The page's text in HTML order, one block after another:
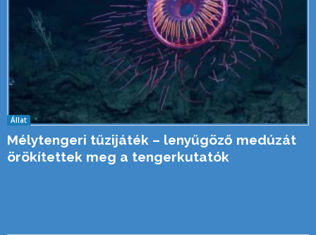
Állat
Mélytengeri tűzijáték – lenyűgöző medúzát
örökítettek meg a tengerkutatók